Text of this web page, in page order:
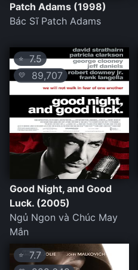
Patch Adams (1998)
Bác Sĩ Patch Adams
⭐7.5
💛 89,707
Good Night, and Good
Luck. (2005)
Ngủ Ngon và Chúc May
Mắn
⭐ 7.7